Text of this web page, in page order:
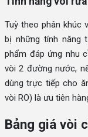
Tuỳ theo phân khúc
bị những tính năng
phẩm đáp ứng nhu
vòi 2 đường nước,
dùng trực tiếp cho
vòi RO) là ưu tiên
Bảng giá vòi